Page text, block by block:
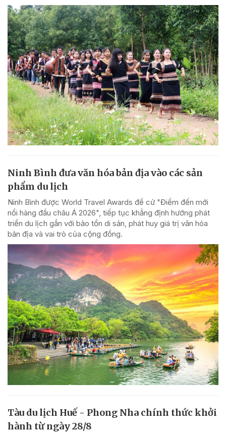
Ninh Bình đưa văn hóa bản địa vào các sản
phẩm du lịch
Ninh Bình được World Travel Awards đề cử "Điểm đến mới
nổi hàng đầu châu Á 2026", tiếp tục khẳng định hướng phát
triển du lịch gắn với bảo tồn di sản, phát huy giá trị văn hóa
bản địa và vai trò của cộng đồng.
Tàu du lịch Huế - Phong Nha chính thức khởi
hành từ ngày 28/8